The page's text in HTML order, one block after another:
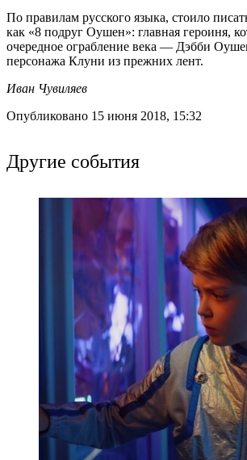
По правилам русского языка, стоило
как «8 подруг Оушен»: главная героиня,
очередное ограбление века — Дэбби
персонажа Клуни из прежних лент.
Иван Чувиляев
Опубликовано 15 июня 2018, 15:32
Другие события